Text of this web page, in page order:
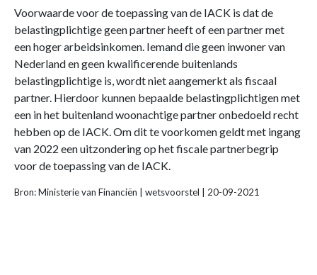
Voorwaarde voor de toepassing van de IACK is dat de
belastingplichtige geen partner heeft of een partner met
een hoger arbeidsinkomen. Iemand die geen inwoner van
Nederland en geen kwalificerende buitenlands
belastingplichtige is, wordt niet aangemerkt als fiscaal
partner. Hierdoor kunnen bepaalde belastingplichtigen met
een in het buitenland woonachtige partner onbedoeld recht
hebben op de IACK. Om dit te voorkomen geldt met ingang
van 2022 een uitzondering op het fiscale partnerbegrip
voor de toepassing van de IACK.
Bron: Ministerie van Financiën | wetsvoorstel | 20-09-2021